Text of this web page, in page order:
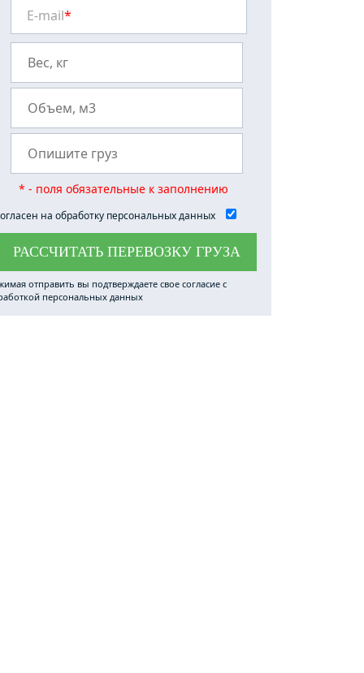
E-mail*
* - поля обязательные к заполнению
на обработку персональных данных
РАССЧИТАТЬ ПЕРЕВОЗКУ ГРУЗА